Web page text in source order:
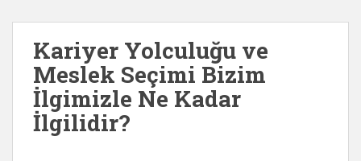
Kariyer Yolculuğu ve
Meslek Seçimi Bizim
İlgimizle Ne Kadar
İlgilidir?